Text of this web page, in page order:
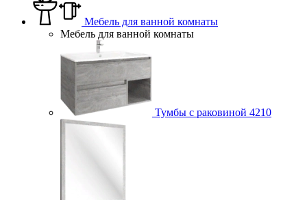
Мебель для ванной комнаты
Мебель для ванной комнаты
Тумбы с раковиной 4210